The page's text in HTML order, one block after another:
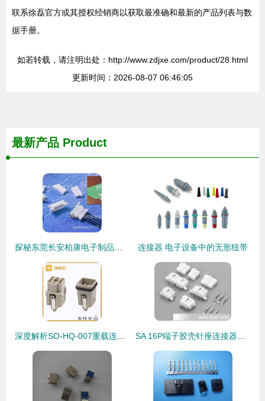
联系徐磊官方或其授权经销商以获取最准确和最新的产品列表与数
据手册。
如若转载，请注明出处：http://www.zdjxe.com/product/28.html
更新时间：2026-08-07 06:46:05
最新产品 Product
连接器 电子设备中的无形纽带